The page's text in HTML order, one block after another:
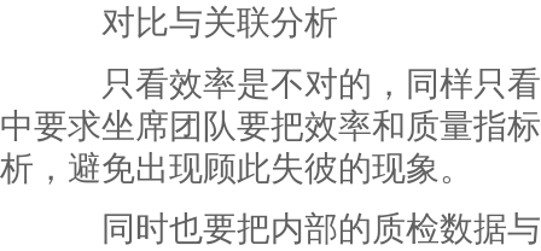
对比与关联分析
只看效率是不对的，同样只看
中要求坐席团队要把效率和质量指
析，避免出现顾此失彼的现象。
同时也要把内部的质检数据与